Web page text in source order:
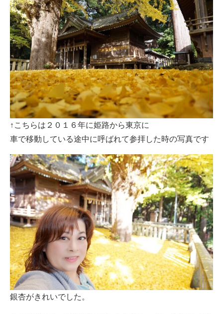
↑こちらは２０１６年に姫路から東京に
車で移動している途中に呼ばれて参拝した時の写真です
銀杏がきれいでした。